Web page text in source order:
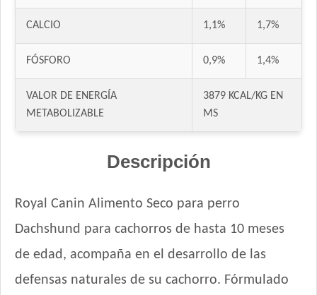
CALCIO 1,1% 1,7%
FÓSFORO 0,9% 1,4%
VALOR DE ENERGÍA
METABOLIZABLE
3879 KCAL/KG EN
MS
Descripción
Royal Canin Alimento Seco para perro
Dachshund para cachorros de hasta 10 meses
de edad, acompaña en el desarrollo de las
defensas naturales de su cachorro. Fórmulado